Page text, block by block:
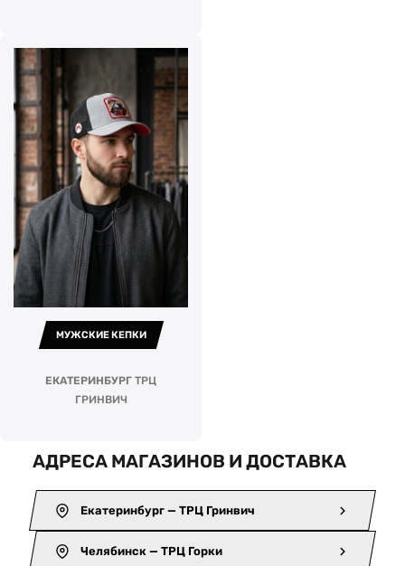
МУЖСКИЕ КЕПКИ
ЕКАТЕРИНБУРГ ТРЦ
ГРИНВИЧ
АДРЕСА МАГАЗИНОВ И ДОСТАВКА
Екатеринбург — ТРЦ Гринвич
Челябинск — ТРЦ Горки